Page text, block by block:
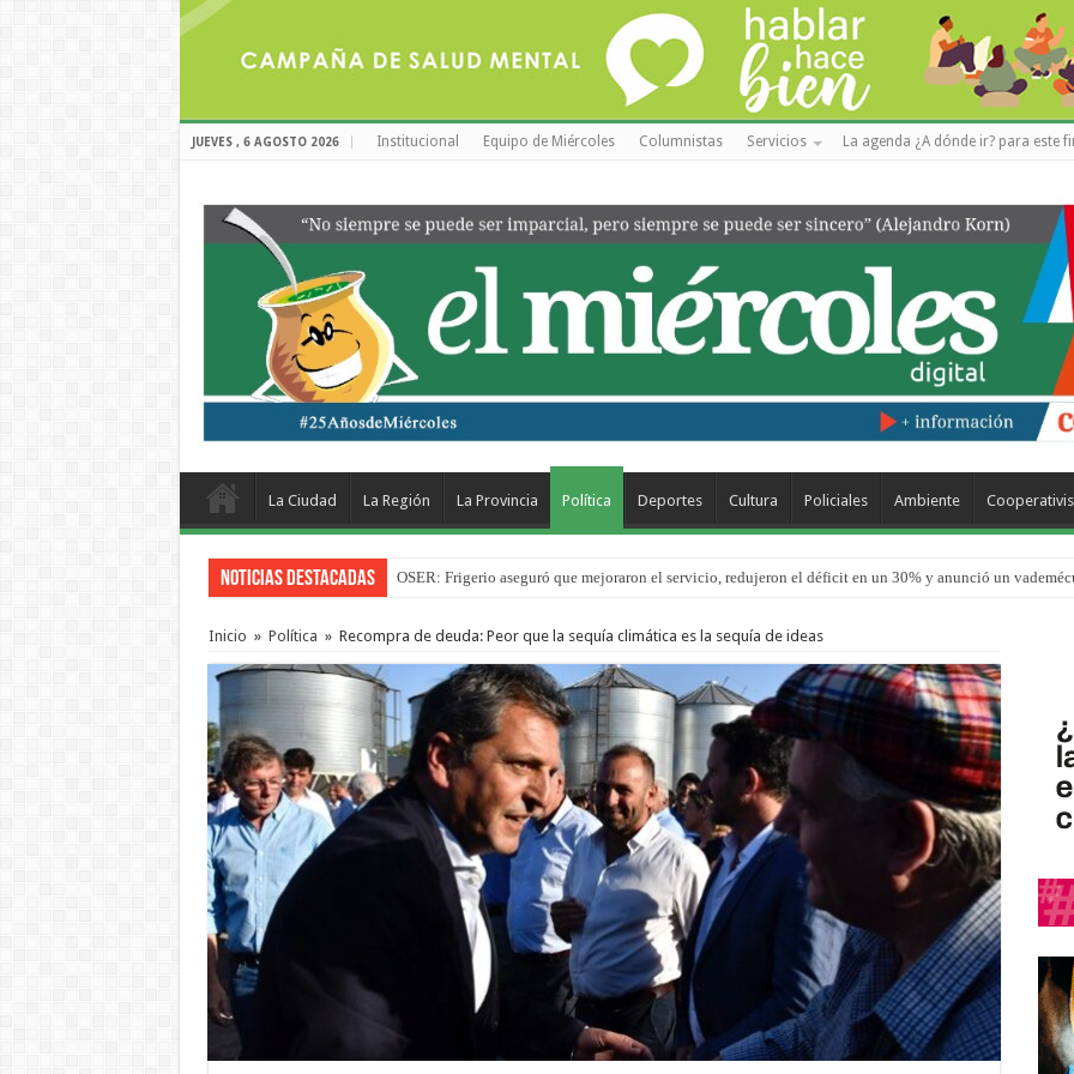
JUEVES , 6 AGOSTO 2026 Institucional Equipo de Miércoles Columnistas Servicios La agenda ¿A dónde ir? para este
La Ciudad La Región La Provincia Política Deportes Cultura Policiales Ambiente
Noticias Destacadas OSER: Frigerio aseguró que mejoraron el servicio, redujeron el déficit en un 30% y anunció un
Inicio » Política » Recompra de deuda: Peor que la sequía climática es la sequía de ideas